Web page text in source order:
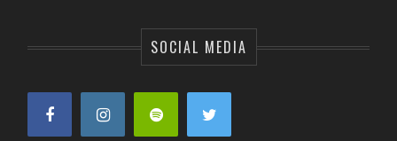
SOCIAL MEDIA